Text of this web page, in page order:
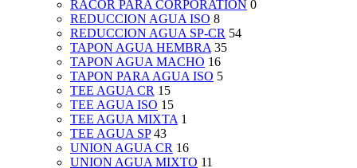
RACOR PARA CORPORATION 0
REDUCCION AGUA ISO 8
REDUCCION AGUA SP-CR 54
TAPON AGUA HEMBRA 35
TAPON AGUA MACHO 16
TAPON PARA AGUA ISO 5
TEE AGUA CR 15
TEE AGUA ISO 15
TEE AGUA MIXTA 1
TEE AGUA SP 43
UNION AGUA CR 16
UNION AGUA MIXTO 11